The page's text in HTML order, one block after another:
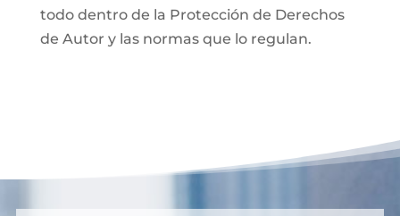
todo dentro de la Protección de Derechos
de Autor y las normas que lo regulan.